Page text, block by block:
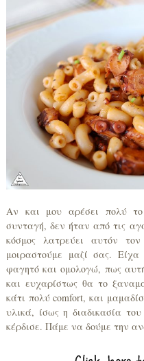
Αν και μου αρέσει πολύ
συνταγή, δεν ήταν από τις
κόσμος λατρεύει αυτόν
μοιραστούμε μαζί σας.
φαγητό και ομολογώ, πως
και ευχαρίστως θα το
κάτι πολύ comfort, και
υλικά, ίσως η διαδικασία
κέρδισε. Πάμε να δούμε την